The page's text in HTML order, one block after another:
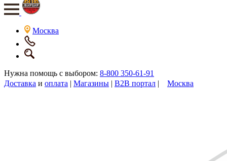
Москва
Нужна помощь с выбором: 8-800 350-61-91
Доставка и оплата | Магазины | B2B портал | Москва